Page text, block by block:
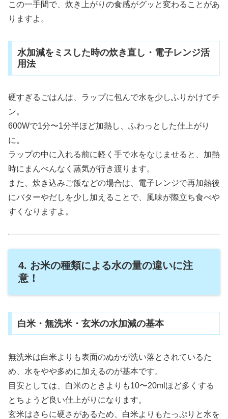
この一手間で、炊き上がりの食感がグッと変わることがあ
りますよ。
水加減をミスした時の炊き直し・電子レンジ活
用法
硬すぎるごはんは、ラップに包んで水を少しふりかけてチ
ン。
600Wで1分〜1分半ほど加熱し、ふわっとした仕上がり
に。
ラップの中に入れる前に軽く手で水をなじませると、加熱
時にまんべんなく蒸気が行き渡ります。
また、炊き込みご飯などの場合は、電子レンジで再加熱後
にバターやだしを少し加えることで、風味が際立ち食べや
すくなりますよ。
4. お米の種類による水の量の違いに注
意！
白米・無洗米・玄米の水加減の基本
無洗米は白米よりも表面のぬかが洗い落とされているた
め、水をやや多めに加えるのが基本です。
目安としては、白米のときよりも10〜20mlほど多くする
とちょうど良い仕上がりになります。
玄米はさらに硬さがあるため、白米よりもたっぷりと水を